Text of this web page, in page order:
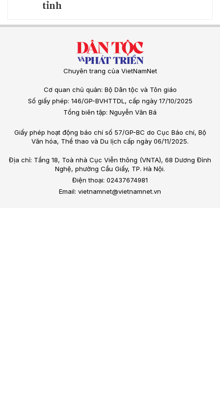
tỉnh
Chuyên trang của VietNamNet
Cơ quan chủ quản: Bộ Dân tộc và Tôn giáo
Số giấy phép: 146/GP-BVHTTDL, cấp ngày 17/10/2025
Tổng biên tập: Nguyễn Văn Bá
Giấy phép hoạt động báo chí số 57/GP-BC do Cục Báo chí, Bộ
Văn hóa, Thể thao và Du lịch cấp ngày 06/11/2025.
Địa chỉ: Tầng 18, Toà nhà Cục Viễn thông (VNTA), 68 Dương Đình
Nghệ, phường Cầu Giấy, TP. Hà Nội.
Điện thoại: 02437674981
Email: vietnamnet@vietnamnet.vn